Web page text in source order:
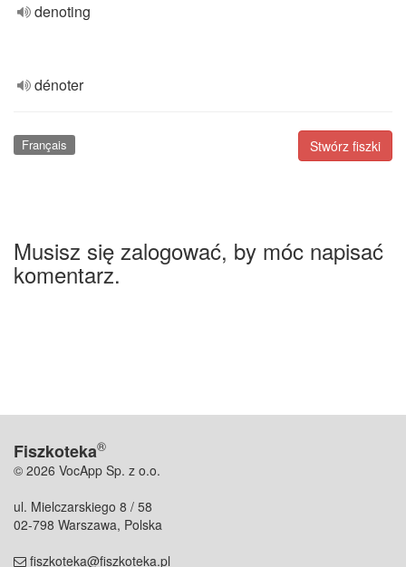
denoting
dénoter
Stwórz fiszki
Français
Musisz się zalogować, by móc napisać
komentarz.
Fiszkoteka®
© 2026 VocApp Sp. z o.o.
ul. Mielczarskiego 8 / 58
02-798 Warszawa, Polska
fiszkoteka@fiszkoteka.pl